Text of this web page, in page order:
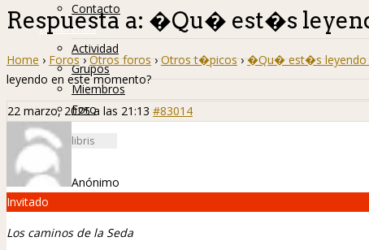
Contacto
Hislibreños
Actividad
Grupos
Miembros
Foro
Respuesta a: �Qu� est�s
Home › Foros › Otros foros › Otros t�picos › �Qu� est�s leyendo
leyendo en este momento?
22 marzo, 2025 a las 21:13 #83014
Anónimo
Invitado
Los caminos de la Seda